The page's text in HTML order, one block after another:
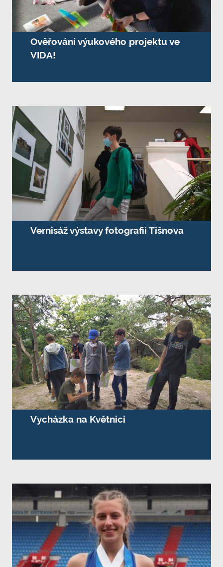
Ověřování výukového projektu ve
VIDA!
Vernisáž výstavy fotografií Tišnova
Vycházka na Květnici